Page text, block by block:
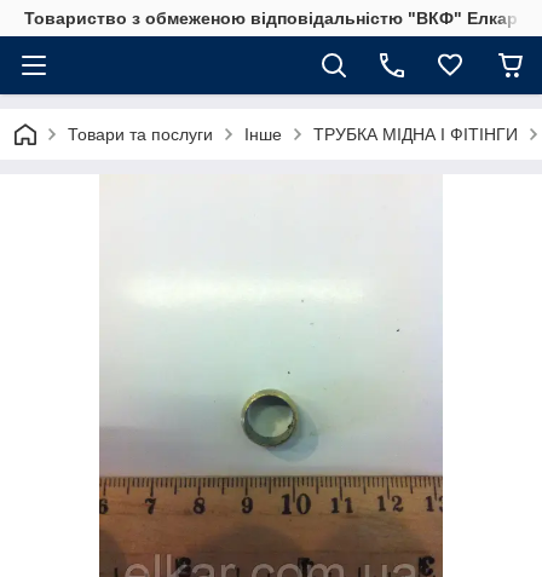
Товариство з обмеженою відповідальністю "ВКФ" Елкар"
Товари та послуги Інше ТРУБКА МІДНА І ФІТІНГИ